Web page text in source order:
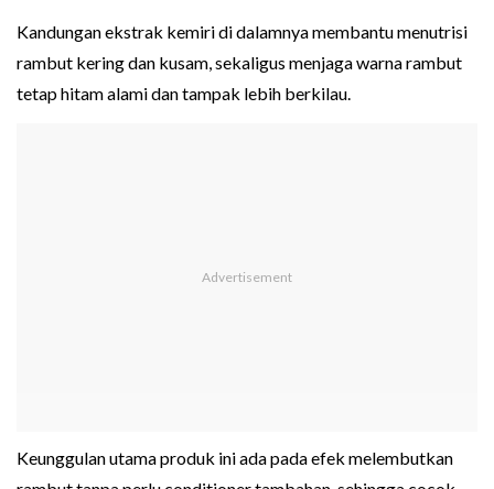
Kandungan ekstrak kemiri di dalamnya membantu menutrisi
rambut kering dan kusam, sekaligus menjaga warna rambut
tetap hitam alami dan tampak lebih berkilau.
Keunggulan utama produk ini ada pada efek melembutkan